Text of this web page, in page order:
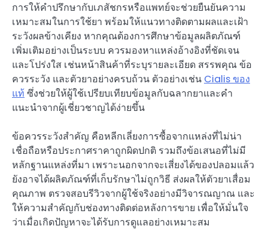
การให้คำปรึกษากับเภสัชกรหรือแพทย์จะช่วยยืนยันความ
เหมาะสมในการใช้ยา พร้อมให้แนวทางติดตามผลและเฝ้า
ระวังผลข้างเคียง หากคุณต้องการศึกษาข้อมูลผลิตภัณฑ์
เพิ่มเติมอย่างเป็นระบบ ควรมองหาแหล่งอ้างอิงที่ชัดเจน
และโปร่งใส เช่นหน้าสินค้าที่ระบุรายละเอียด สรรพคุณ ข้อ
ควรระวัง และตัวยาอย่างครบถ้วน ตัวอย่างเช่น Cialis ของ
แท้ซึ่งช่วยให้ผู้ใช้เปรียบเทียบข้อมูลกับฉลากยาและคำ
แนะนำจากผู้เชี่ยวชาญได้ง่ายขึ้น
ข้อควรระวังสำคัญ คือหลีกเลี่ยงการซื้อจากแหล่งที่ไม่น่า
เชื่อถือหรือประกาศราคาถูกผิดปกติ รวมถึงข้อเสนอที่ไม่มี
หลักฐานแหล่งที่มา เพราะนอกจากจะเสี่ยงได้ของปลอมแล้ว
ยังอาจได้ผลิตภัณฑ์ที่เก็บรักษาไม่ถูกวิธี ส่งผลให้ตัวยาเสื่อม
คุณภาพ ตรวจสอบรีวิวจากผู้ใช้จริงอย่างมีวิจารณญาณ และ
ให้ความสำคัญกับช่องทางติดต่อหลังการขาย เพื่อให้มั่นใจ
ว่าเมื่อเกิดปัญหาจะได้รับการดูแลอย่างเหมาะสม